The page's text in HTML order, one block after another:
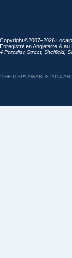
Copyright ©2007–2026
Enregistré en Angleterre &
4 Paradise Street, Sheffield,
“THE ITSPA AWARDS 2014